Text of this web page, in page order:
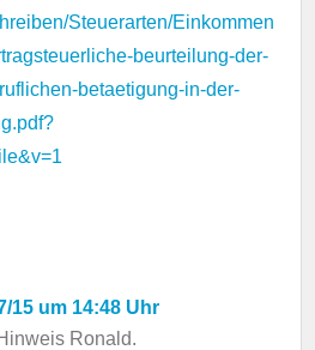
Steuerarten/Einkommen
beurteilung-der-
betaetigung-in-der-
15 um 14:48 Uhr
Ronald.